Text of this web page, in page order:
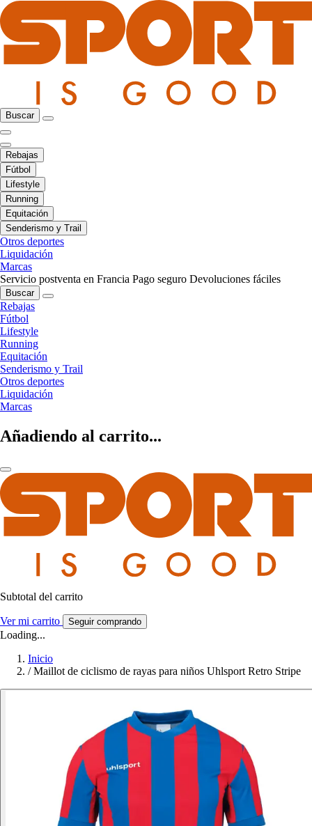
Buscar
Rebajas
Fútbol
Lifestyle
Running
Equitación
Senderismo y Trail
Otros deportes
Liquidación
Marcas
Servicio postventa en Francia Pago seguro Devoluciones fáciles
Buscar
Rebajas
Fútbol
Lifestyle
Running
Equitación
Senderismo y Trail
Otros deportes
Liquidación
Marcas
Añadiendo al carrito...
Subtotal del carrito
Ver mi carrito Seguir comprando
Loading...
Inicio
/ Maillot de ciclismo de rayas para niños Uhlsport Retro Stripe